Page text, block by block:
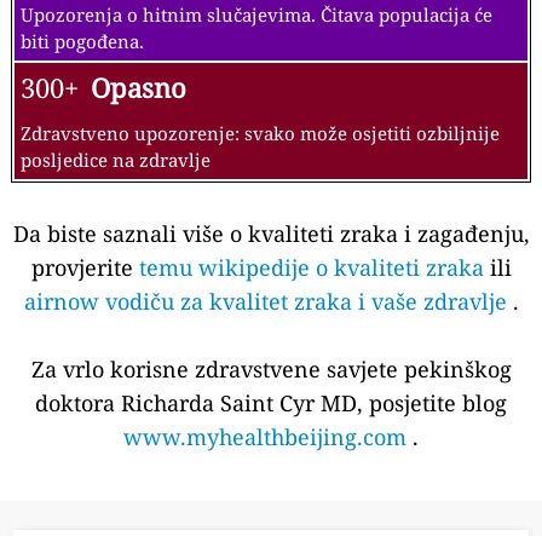
Upozorenja o hitnim slučajevima. Čitava populacija će
biti pogođena.
300+ Opasno
Zdravstveno upozorenje: svako može osjetiti ozbiljnije
posljedice na zdravlje
Da biste saznali više o kvaliteti zraka i zagađenju,
provjerite temu wikipedije o kvaliteti zrakaili
airnow vodiču za kvalitet zraka i vaše zdravlje .
Za vrlo korisne zdravstvene savjete pekinškog
doktora Richarda Saint Cyr MD, posjetite blog
www.myhealthbeijing.com .